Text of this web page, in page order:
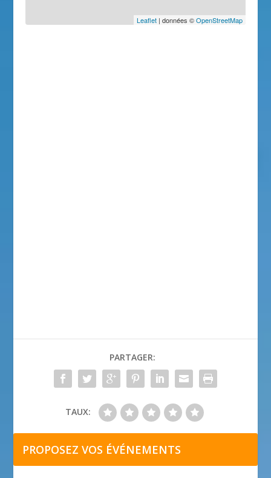
Leaflet| données ©OpenStreetMap
PARTAGER:
TAUX:
PROPOSEZ VOS ÉVÉNEMENTS